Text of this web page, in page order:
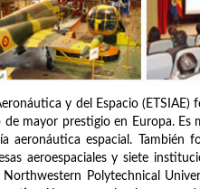
y del Espacio
mayor prestigio en Europa. Es
aeronáutica espacial. También
aeroespaciales y siete
Polytechnical